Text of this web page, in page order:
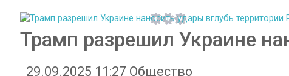
Трамп разрешил Украине
29.09.2025 11:27 Общество